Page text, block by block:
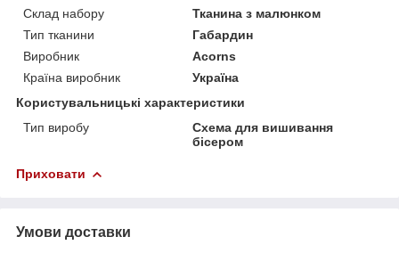
Склад набору
Тканина з малюнком
Тип тканини
Габардин
Виробник
Acorns
Країна виробник
Україна
Користувальницькі характеристики
Тип виробу
Схема для вишивання
бісером
Приховати
Умови доставки